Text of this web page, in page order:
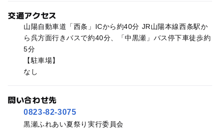
交通アクセス
山陽自動車道「西条」ICから約40分 JR山陽本線西条駅か
ら呉方面行きバスで約40分、「中黒瀬」バス停下車徒歩約
5分
【駐車場】
なし
問い合わせ先
0823-82-3075
黒瀬ふれあい夏祭り実行委員会